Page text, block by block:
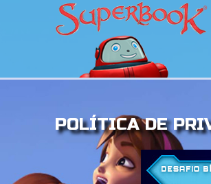
POLÍTICA DE